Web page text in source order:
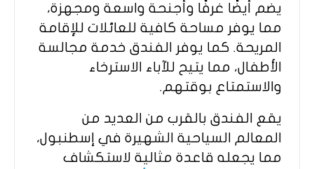
يضم أيضًا غرفًا وأجنحة واسعة ومجهزة،
مما يوفر مساحة كافية للعائلات للإقامة
المريحة. كما يوفر الفندق خدمة مجالسة
الأطفال، مما يتيح للآباء الاسترخاء
والاستمتاع بوقتهم.
يقع الفندق بالقرب من العديد من
المعالم السياحية الشهيرة في إسطنبول،
مما يجعله قاعدة مثالية لاستكشاف